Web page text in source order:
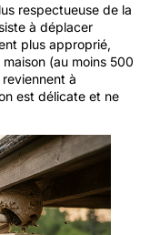
respectueuse de la
à déplacer
plus approprié,
(au moins 500
à
est délicate et ne